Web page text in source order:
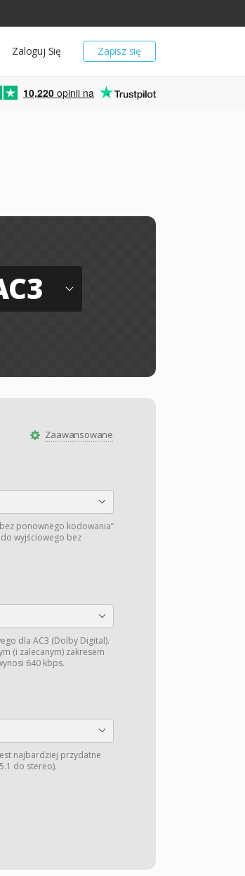
Zapisz się
Zaloguj Się
10,220 opinii na
Zaawansowane
ponownego kodowania”
wyjściowego bez
dla AC3 (Dolby Digital).
(i zalecanym) zakresem
640 kbps.
najbardziej przydatne
do stereo).